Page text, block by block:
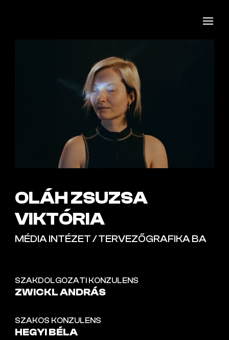
OLÁH ZSUZSA
VIKTÓRIA
MÉDIA INTÉZET / TERVEZŐGRAFIKA BA
SZAKDOLGOZATI KONZULENS
ZWICKL ANDRÁS
SZAKOS KONZULENS
HEGYI BÉLA